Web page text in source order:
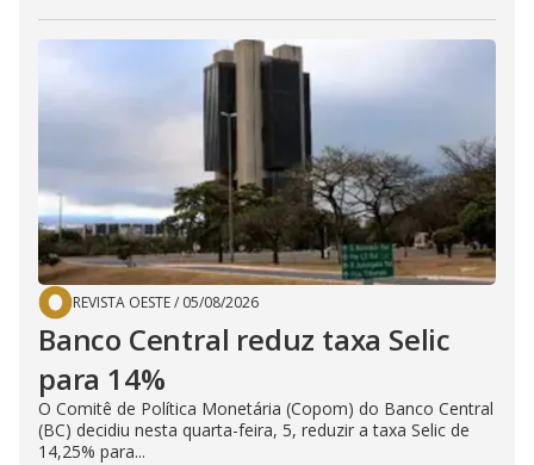
REVISTA OESTE/ 05/08/2026
Banco Central reduz taxa Selic
para 14%
O Comitê de Política Monetária (Copom) do Banco Central
(BC) decidiu nesta quarta-feira, 5, reduzir a taxa Selic de
14,25% para...